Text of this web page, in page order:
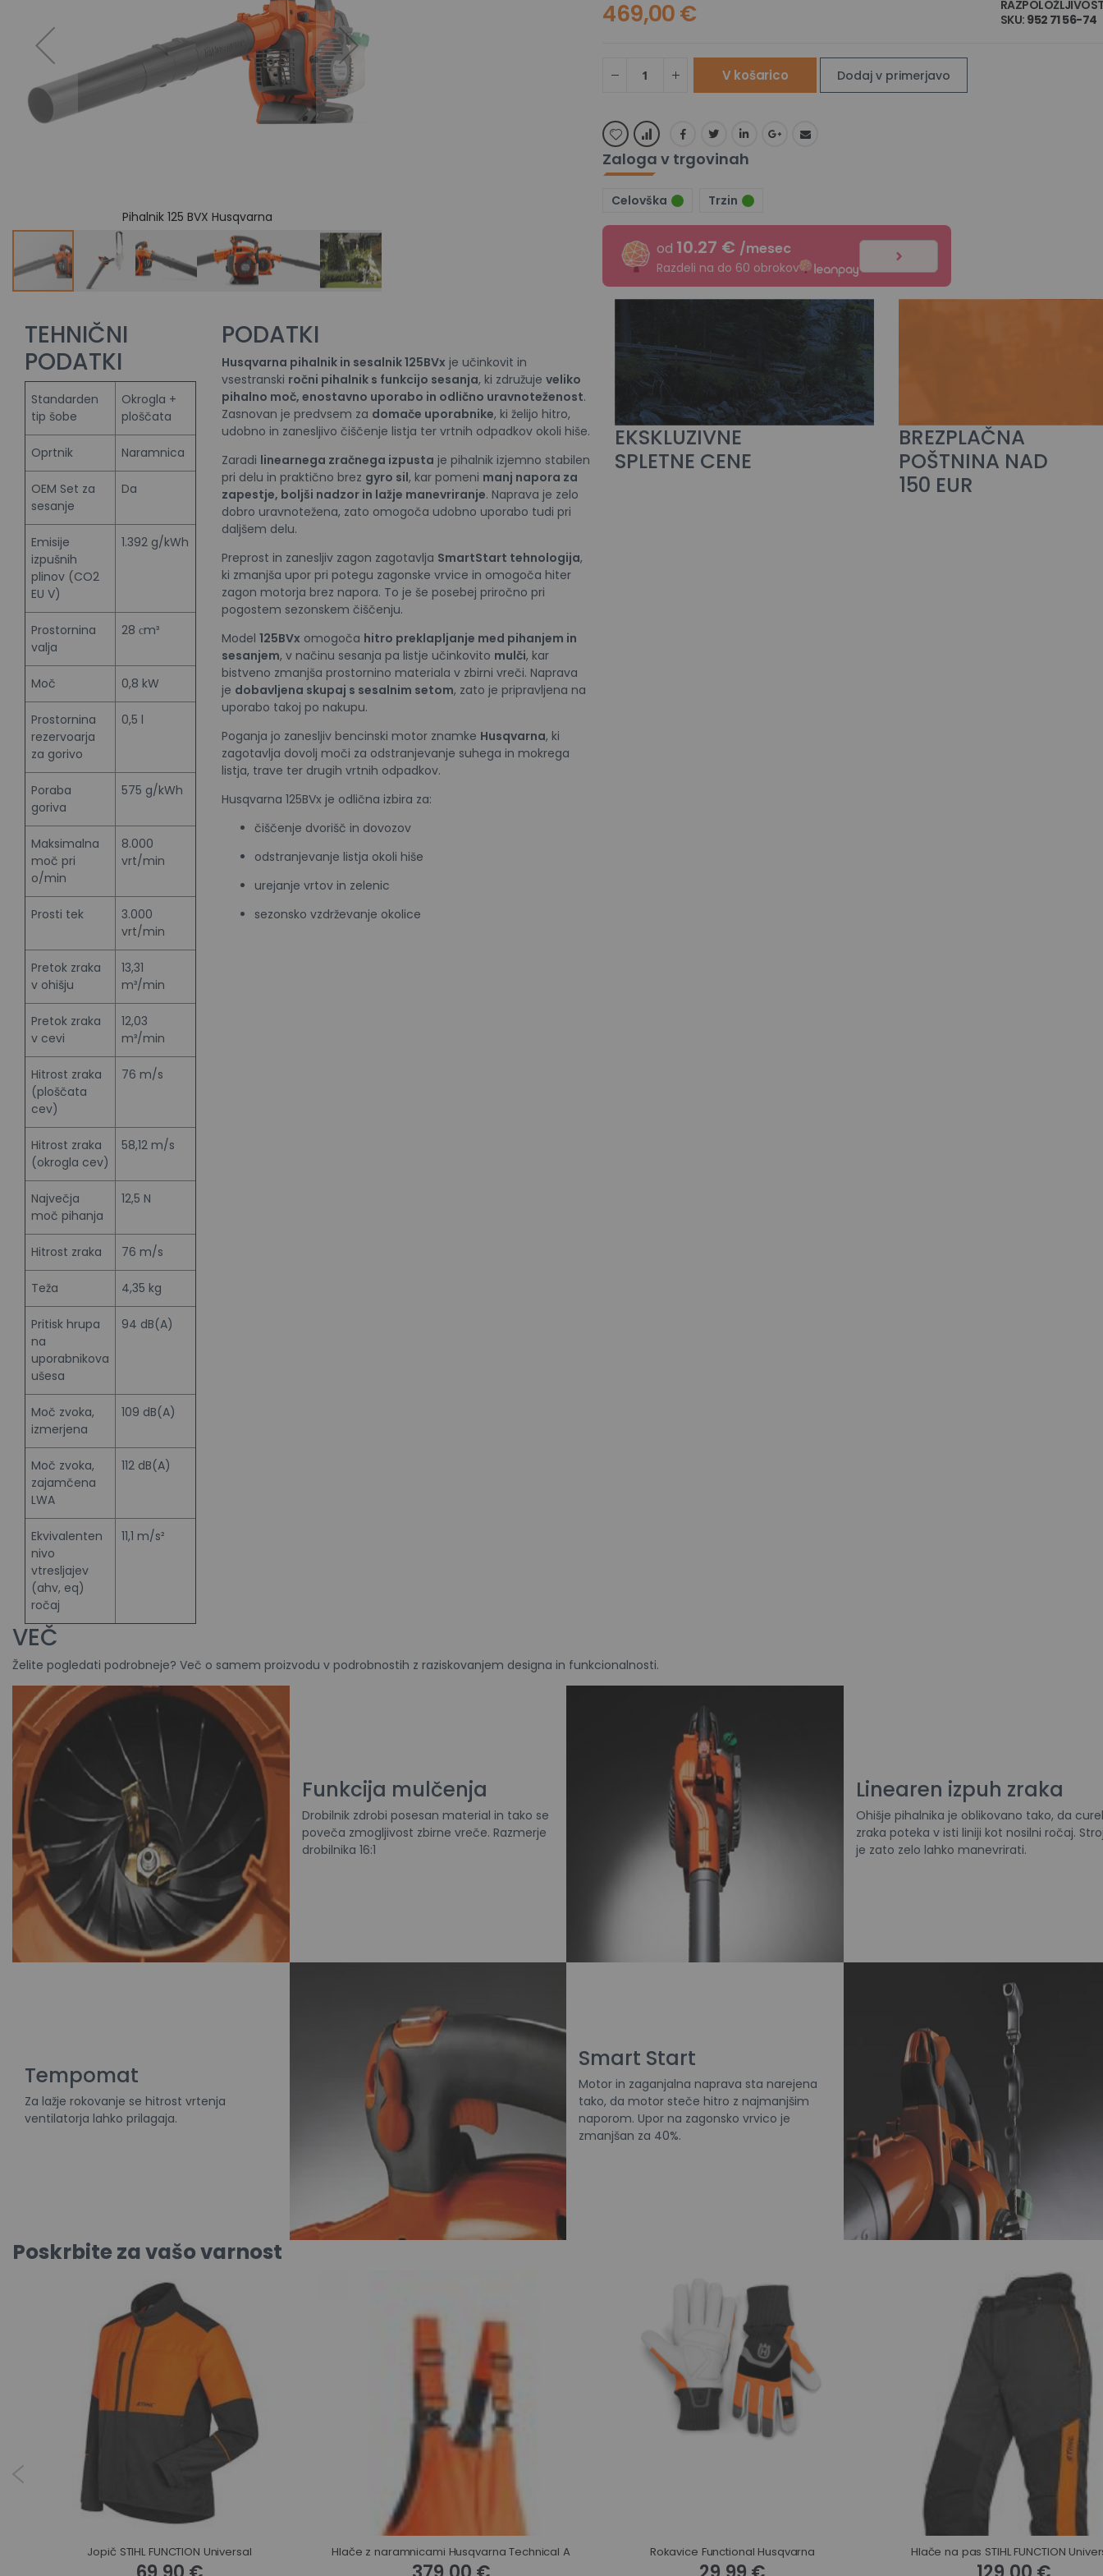
Pihalnik 125 BVX Husqvarna
469,00 €
SKU 952 71 56-74
V košarico Dodaj v primerjavo
Zaloga v trgovinah
Celovška Trzin
od 10.27 € /mesec
Razdeli na do 60 obrokov
EKSKLUZIVNE
SPLETNE CENE
BREZPLAČNA
POŠTNINA NAD
150 EUR
TEHNIČNI
PODATKI
Standarden
tip šobe
Okrogla +
ploščata
Oprtnik Naramnica
OEM Set za
sesanje
Da
Emisije
izpušnih
plinov (CO2
EU V)
1.392 g/kWh
Prostornina
valja
28 сm³
Moč 0,8 kW
Prostornina
rezervoarja
za gorivo
0,5 l
Poraba
goriva
575 g/kWh
Maksimalna
moč pri
o/min
8.000
vrt/min
Prosti tek
3.000
vrt/min
Pretok zraka
v ohišju
13,31
m³/min
Pretok zraka
v cevi
12,03
m³/min
Hitrost zraka
(ploščata
cev)
76 m/s
Hitrost zraka
(okrogla cev)
58,12 m/s
Največja
moč pihanja
12,5 N
Hitrost zraka 76 m/s
Teža 4,35 kg
Pritisk hrupa
na
uporabnikova
ušesa
94 dB(A)
Moč zvoka,
izmerjena
109 dB(A)
Moč zvoka,
zajamčena
LWA
112 dB(A)
Ekvivalenten
nivo
vtresljajev
(ahv, eq)
ročaj
11,1 m/s²
PODATKI
Husqvarna pihalnik in sesalnik 125BVx je učinkovit in
vsestranski ročni pihalnik s funkcijo sesanja, ki združuje veliko
pihalno moč, enostavno uporabo in odlično uravnoteženost.
Zasnovan je predvsem za domače uporabnike, ki želijo hitro,
udobno in zanesljivo čiščenje listja ter vrtnih odpadkov okoli hiše.
Zaradi linearnega zračnega izpusta je pihalnik izjemno stabilen
pri delu in praktično brez gyro sil, kar pomeni manj napora za
zapestje, boljši nadzor in lažje manevriranje. Naprava je zelo
dobro uravnotežena, zato omogoča udobno uporabo tudi pri
daljšem delu.
Preprost in zanesljiv zagon zagotavlja SmartStart tehnologija,
ki zmanjša upor pri potegu zagonske vrvice in omogoča hiter
zagon motorja brez napora. To je še posebej priročno pri
pogostem sezonskem čiščenju.
Model 125BVx omogoča hitro preklapljanje med pihanjem in
sesanjem, v načinu sesanja pa listje učinkovito mulči, kar
bistveno zmanjša prostornino materiala v zbirni vreči. Naprava
je dobavljena skupaj s sesalnim setom, zato je pripravljena na
uporabo takoj po nakupu.
Poganja jo zanesljiv bencinski motor znamke Husqvarna, ki
zagotavlja dovolj moči za odstranjevanje suhega in mokrega
listja, trave ter drugih vrtnih odpadkov.
Husqvarna 125BVx je odlična izbira za:
čiščenje dvorišč in dovozov
odstranjevanje listja okoli hiše
urejanje vrtov in zelenic
sezonsko vzdrževanje okolice
VEČ
Želite pogledati podrobneje? Več o samem proizvodu v podrobnostih z raziskovanjem designa in funkcionalnosti.
Funkcija mulčenja
Drobilnik zdrobi posesan material in tako se
poveča zmogljivost zbirne vreče. Razmerje
drobilnika 16:1
Linearen izpuh zraka
Ohišje pihalnika je oblikovano tako, da
zraka poteka v isti liniji kot nosilni ročaj.
je zato zelo lahko manevrirati.
Tempomat
Za lažje rokovanje se hitrost vrtenja
ventilatorja lahko prilagaja.
Smart Start
Motor in zaganjalna naprava sta narejena
tako, da motor steče hitro z najmanjšim
naporom. Upor na zagonsko vrvico je
zmanjšan za 40%.
Poskrbite za vašo varnost
Jopič STIHL FUNCTION Universal Hlače z naramnicami Husqvarna Technical A Rokavice Functional Husqvarna Hlače na pas STIHL FUNCTION